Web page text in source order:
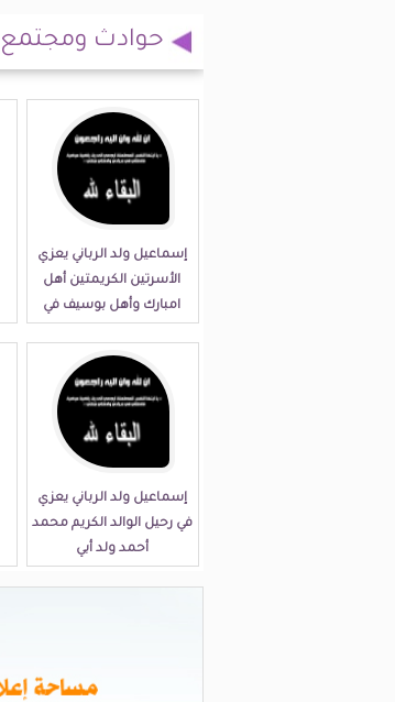
حوادث ومجتمع
إسماعيل ولد الرباني يعزي
الأسرتين الكريمتين أهل
امبارك وأهل بوسيف في
إسماعيل ولد الرباني يعزي
في رحيل الوالد الكريم محمد
أحمد ولد أبي